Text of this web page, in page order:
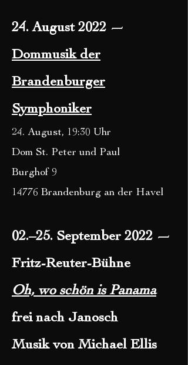
24. August 2022 —
Dommusik der
Brandenburger
Symphoniker
24. August, 19:30 Uhr
Dom St. Peter und Paul
Burghof 9
14776 Brandenburg an der Havel
02.–25. September 2022 —
Fritz-Reuter-Bühne
Oh, wo schön is Panama
frei nach Janosch
Musik von Michael Ellis